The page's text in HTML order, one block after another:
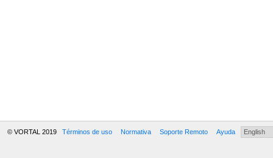
© VORTAL 2019 Términos de uso Normativa Soporte Remoto Ayuda